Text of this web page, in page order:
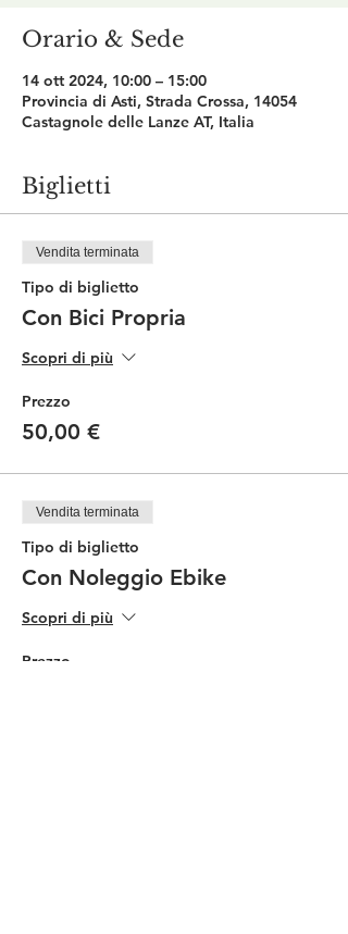
Orario & Sede
14 ott 2024, 10:00 – 15:00
Provincia di Asti, Strada Crossa, 14054
Castagnole delle Lanze AT, Italia
Biglietti
Vendita terminata
Tipo di biglietto
Con Bici Propria
Scopri di più
Prezzo
50,00 €
Vendita terminata
Tipo di biglietto
Con Noleggio Ebike
Scopri di più
Prezzo